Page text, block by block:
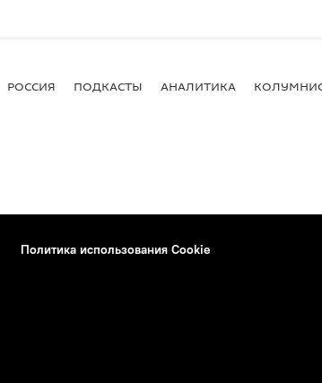
РОССИЯ ПОДКАСТЫ АНАЛИТИКА
Политика использования Cookie